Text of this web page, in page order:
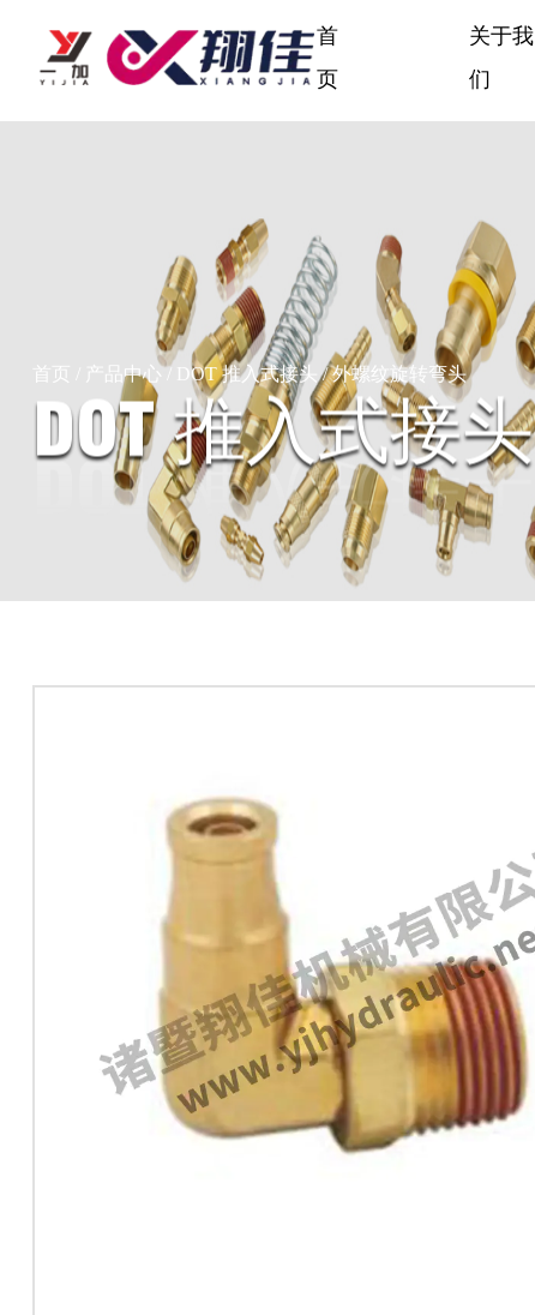
首
页
关于我
们
首页 产品中心/ DOT 推入式接头 /外螺纹旋转弯头
DOT 推入式接头